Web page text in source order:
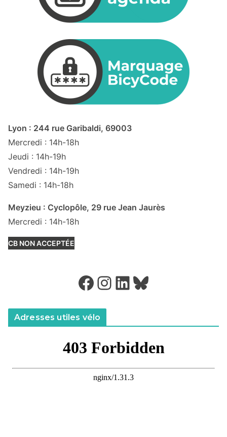
Lyon : 244 rue Garibaldi, 69003
Mercredi : 14h-18h
Jeudi : 14h-19h
Vendredi : 14h-19h
Samedi : 14h-18h
Meyzieu : Cyclopôle, 29 rue Jean Jaurès
Mercredi : 14h-18h
CB NON ACCEPTÉE
Facebook Instagram LinkedIn Bluesky
Adresses utiles vélo